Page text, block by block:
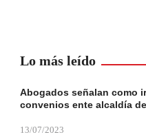
Lo más leído
Abogados señalan como
convenios ente alcaldía
13/07/2023